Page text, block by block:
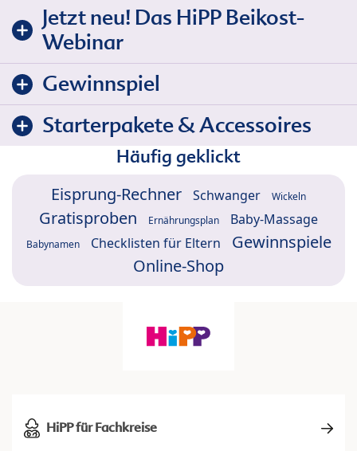
Jetzt neu! Das HiPP Beikost-
Webinar
Gewinnspiel
Starterpakete & Accessoires
Häufig geklickt
Eisprung-Rechner Schwanger Wickeln
Gratisproben Ernährungsplan Baby-Massage
Babynamen Checklisten für Eltern
Gewinnspiele
Online-Shop
HiPP für Fachkreise